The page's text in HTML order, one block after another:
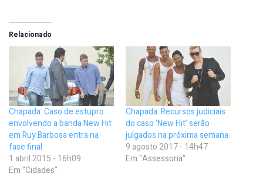
Relacionado
Chapada: Caso de estupro
envolvendo a banda New Hit
em Ruy Barbosa entra na
fase final
1 abril 2015 - 16h09
Em "Cidades"
Chapada: Recursos judiciais
do caso ‘New Hit’ serão
julgados na próxima semana
9 agosto 2017 - 14h47
Em "Assessoria"